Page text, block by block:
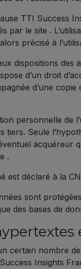
TTI Success
par le site .
précisé à
dispositions des
d’un droit
d’une
personnelle de
tiers. Seule
acquéreur
.
est déclaré à la
sont
des bases de
certain nombre
Insights